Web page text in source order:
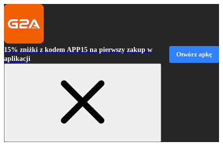
15% zniżki z kodem APP15 na pierwszy zakup w
aplikacji
Otwórz apkę